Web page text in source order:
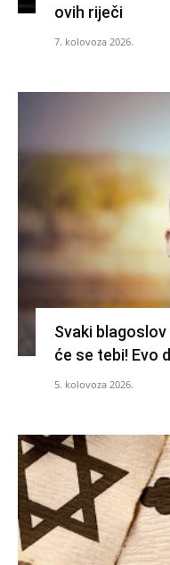
ovih riječi
7. kolovoza 2026.
Svaki
će se tebi! Evo
5. kolovoza 2026.